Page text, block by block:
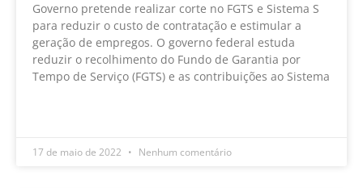
Governo pretende realizar corte no FGTS e Sistema S
para reduzir o custo de contratação e estimular a
geração de empregos. O governo federal estuda
reduzir o recolhimento do Fundo de Garantia por
Tempo de Serviço (FGTS) e as contribuições ao Sistema
17 de maio de 2022 Nenhum comentário